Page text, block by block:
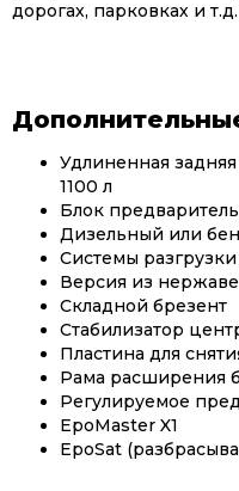
дорогах, парковках и т.д.
Удлиненная
1100 л
Блок
Дизельный или
Системы разгрузки
Версия из
Складной брезент
Стабилизатор
Пластина для
Рама расширения
Регулируемое
EpoMaster X1
EpoSat